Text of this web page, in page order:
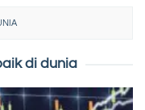
di dunia